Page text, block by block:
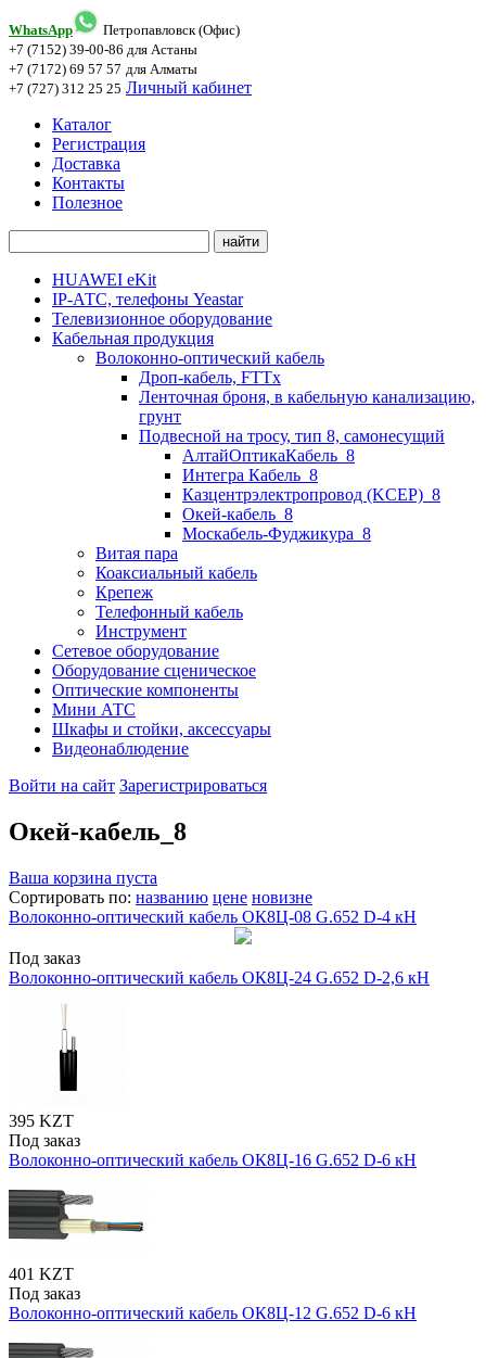
WhatsApp
Петропавловск (Офис)
+7 (7152) 39-00-86 для Астаны
+7 (7172) 69 57 57 для Алматы
+7 (727) 312 25 25 Личный кабинет
Каталог
Регистрация
Доставка
Контакты
Полезное
HUAWEI eKit
IP-АТС, телефоны Yeastar
Телевизионное оборудование
Кабельная продукция
Волоконно-оптический кабель
Дроп-кабель, FTTx
Ленточная броня, в кабельную канализацию,
грунт
Подвесной на тросу, тип 8, самонесущий
АлтайОптикаКабель_8
Интегра Кабель_8
Казцентрэлектропровод (KCEP)_8
Окей-кабель_8
Москабель-Фуджикура_8
Витая пара
Коаксиальный кабель
Крепеж
Телефонный кабель
Инструмент
Сетевое оборудование
Оборудование сценическое
Оптические компоненты
Мини АТС
Шкафы и стойки, аксессуары
Видеонаблюдение
Войти на сайт Зарегистрироваться
Окей-кабель_8
Ваша корзина пуста
Сортировать по: названию цене новизне
Волоконно-оптический кабель ОК8Ц-08 G.652 D-4 кН
Под заказ
Волоконно-оптический кабель ОК8Ц-24 G.652 D-2,6 кН
395 KZT
Под заказ
Волоконно-оптический кабель ОК8Ц-16 G.652 D-6 кН
401 KZT
Под заказ
Волоконно-оптический кабель ОК8Ц-12 G.652 D-6 кН